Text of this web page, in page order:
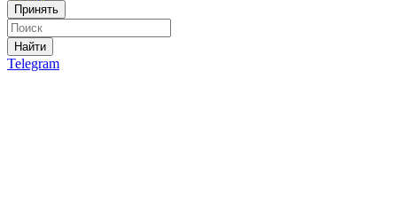
Принять
Найти
Telegram